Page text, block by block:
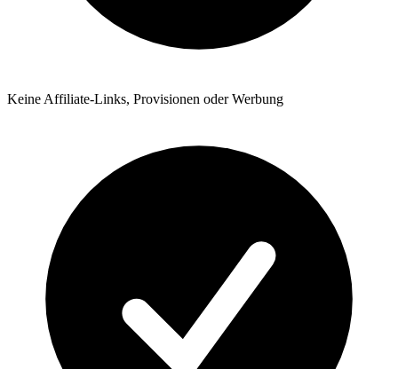
Keine Affiliate-Links, Provisionen oder Werbung